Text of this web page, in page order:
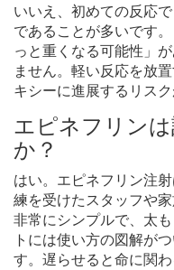
いいえ、初めての反応
であることが多いです
っと重くなる可能性」
ません。軽い反応を放
キシーに進展するリスク
エピネフリン
か？
はい。エピネフリン注
練を受けたスタッフや
非常にシンプルで、太
トには使い方の図解が
す。遅らせると命に関